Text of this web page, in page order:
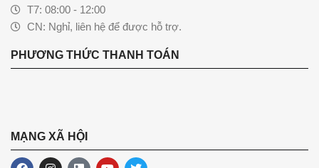
T7: 08:00 - 12:00
CN: Nghỉ, liên hệ để được hỗ trợ.
PHƯƠNG THỨC THANH TOÁN
MẠNG XÃ HỘI